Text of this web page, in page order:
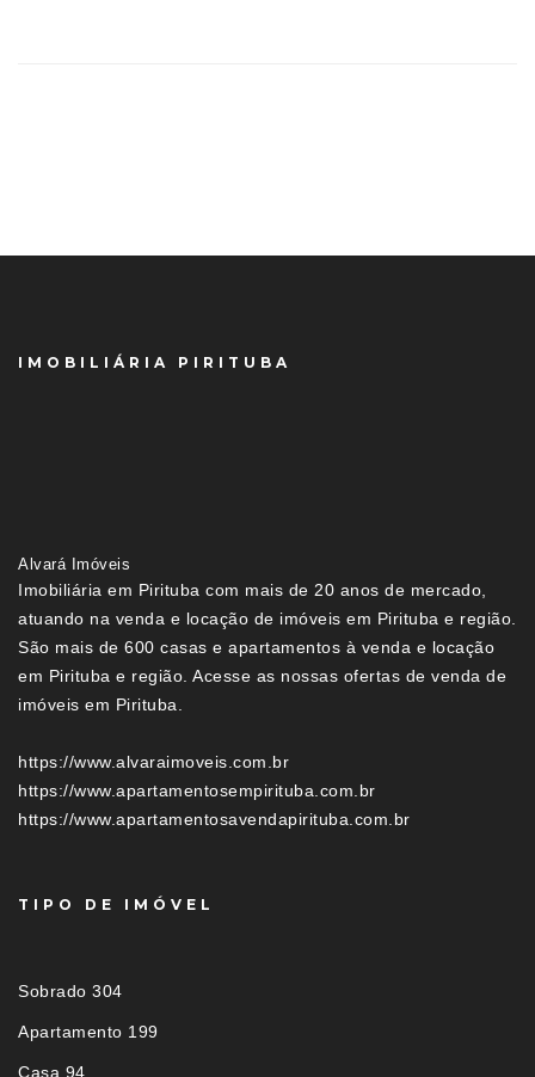
IMOBILIÁRIA PIRITUBA
Alvará Imóveis
Imobiliária em Pirituba com mais de 20 anos de mercado,
atuando na venda e locação de imóveis em Pirituba e região.
São mais de 600 casas e apartamentos à venda e locação
em Pirituba e região. Acesse as nossas ofertas de venda de
imóveis em Pirituba.
https://www.alvaraimoveis.com.br
https://www.apartamentosempirituba.com.br
https://www.apartamentosavendapirituba.com.br
TIPO DE IMÓVEL
Sobrado 304
Apartamento 199
Casa 94